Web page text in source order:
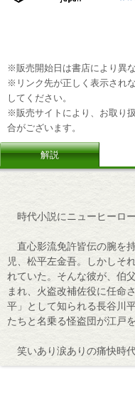
※販売開始日は書店により異な
※リンク先が正しく表示され
してください。
※販売サイトにより、お取り
合がございます。
解説
時代小説にニューヒーロー
直心影流免許皆伝の腕を
児、松平左金吾。しかしそ
れていた。そんな彼が、伯
まれ、火盗改補佐役に任命
平」として知られる長谷川
たちと名乗る怪盗団が江戸
笑いあり涙ありの痛快時